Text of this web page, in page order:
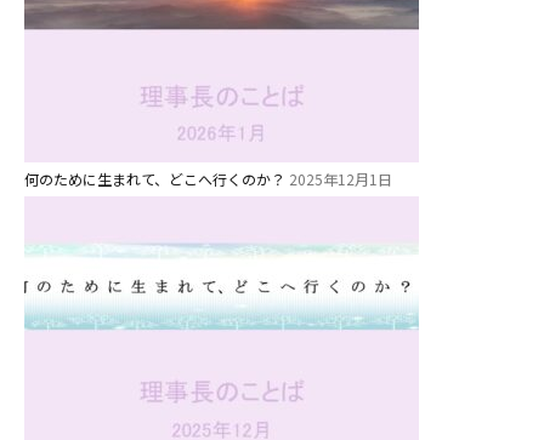
何のために生まれて、どこへ行くのか？ 2025年12月1日
0歳親子登園［マカロンクラス ]
2歳児ひとり登園［ゆず組 ]
グループ施設・
学校法⼈鴨⾕学園 鳳幼稚園
学校法⼈諏訪森学園 諏訪森幼稚
⼤阪府私⽴幼稚園連盟
社会福祉法人野田福祉会